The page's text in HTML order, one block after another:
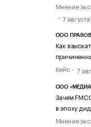
Мнение
7
ООО
Как
Кейс
7
ООО
Зачем
в эпоху
Мнение